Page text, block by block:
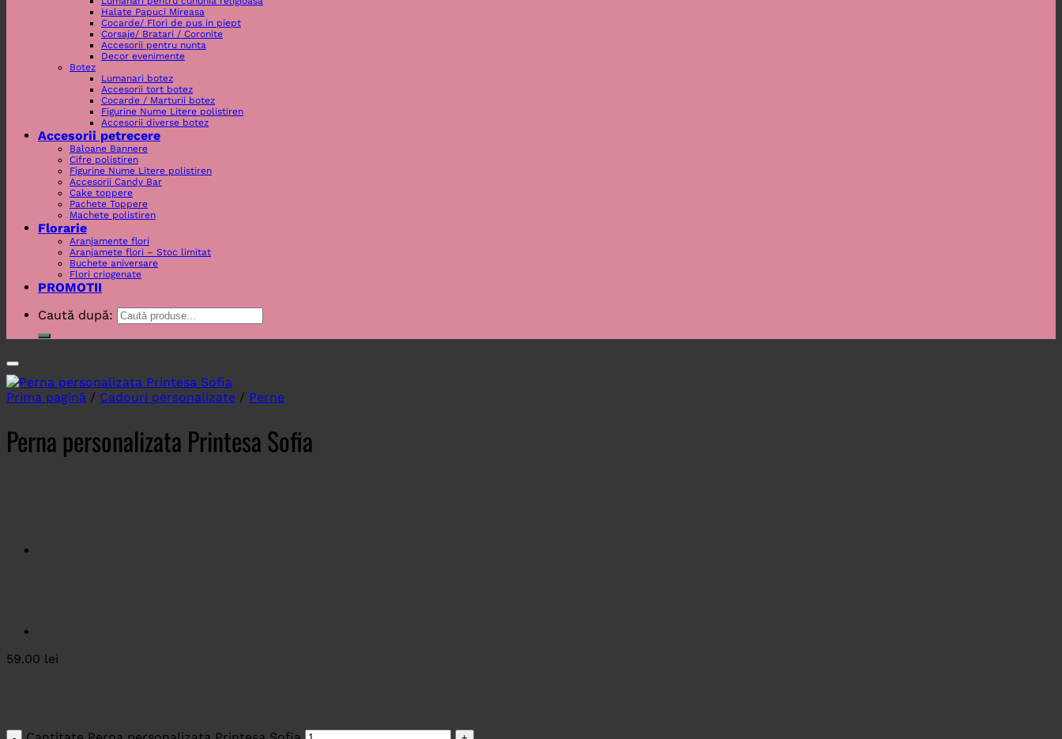
Halate Papuci Mireasa
Cocarde/ Flori de pus in piept
Corsaje/ Bratari / Coronite
Accesorii pentru nunta
Decor evenimente
Botez
Lumanari botez
Accesorii tort botez
Cocarde / Marturii botez
Figurine Nume Litere polistiren
Accesorii diverse botez
Accesorii petrecere
Baloane Bannere
Cifre polistiren
Figurine Nume Litere polistiren
Accesorii Candy Bar
Cake toppere
Pachete Toppere
Machete polistiren
Florarie
Aranjamente flori
Aranjamete flori – Stoc limitat
Buchete aniversare
Flori criogenate
PROMOTII
Caută după:
Prima pagină / Cadouri personalizate / Perne
Perna personalizata Printesa Sofia
59.00 lei